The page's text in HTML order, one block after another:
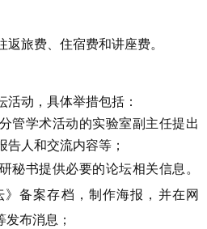
旅费、住宿费和讲座费。
活动，具体举措包括：
管学术活动的实验室副主任提出
告人和交流内容等；
秘书提供必要的论坛相关信息。
备案存档，制作海报，并在网
发布消息；